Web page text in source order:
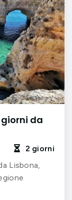
da

2 giorni
Lisbona,